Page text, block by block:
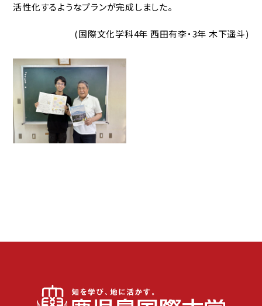
活性化するようなプランが完成しました。
(国際文化学科4年 西田有李・3年 木下遥斗)